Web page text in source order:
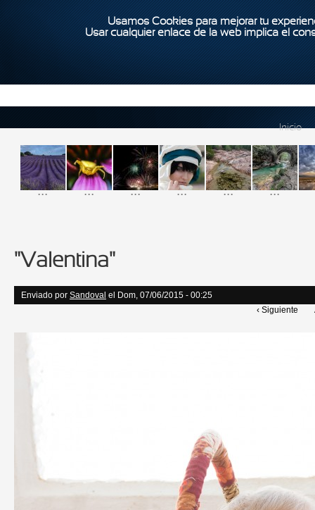
Usamos Cookies para mejorar tu
Usar cualquier enlace de la web implica el
Inicio
... ... ... ... ... ...
"Valentina"
Enviado por Sandoval el Dom, 07/06/2015 - 00:25
‹ Siguiente